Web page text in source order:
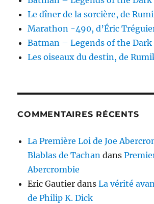
Le dîner de la sorcière, de
Marathon -490, d’Éric
Batman – Legends of the
Les oiseaux du destin, de
COMMENTAIRES RÉCENTS
La Première Loi de Joe
Blablas de Tachan dans
Abercrombie
Eric Gautier dansLa vérité
de Philip K. Dick